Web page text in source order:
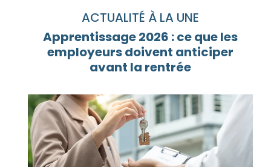
ACTUALITÉ À LA UNE
Apprentissage 2026 : ce que les
employeurs doivent anticiper
avant la rentrée